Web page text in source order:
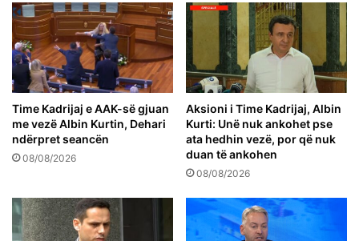
Time Kadrijaj e AAK-së gjuan
me vezë Albin Kurtin, Dehari
ndërpret seancën
08/08/2026
Aksioni i Time Kadrijaj, Albin
Kurti: Unë nuk ankohet pse
ata hedhin vezë, por që nuk
duan të ankohen
08/08/2026